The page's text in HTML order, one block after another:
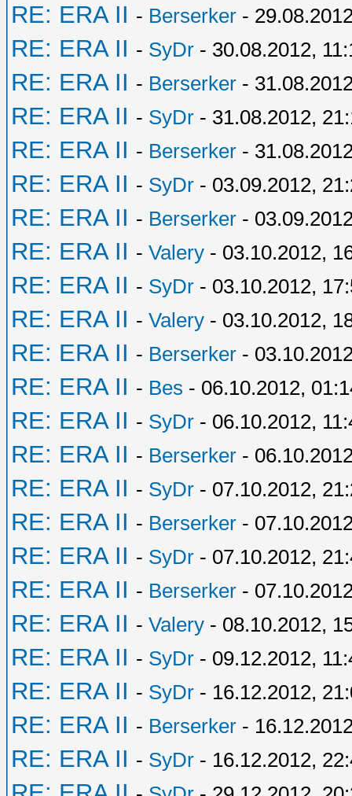
RE: ERA II - Berserker -
RE: ERA II - SyDr - 30.08.2012,
RE: ERA II - Berserker -
RE: ERA II - SyDr - 31.08.2012,
RE: ERA II - Berserker -
RE: ERA II - SyDr - 03.09.2012,
RE: ERA II - Berserker -
RE: ERA II - Valery - 03.10.2012,
RE: ERA II - SyDr - 03.10.2012,
RE: ERA II - Valery - 03.10.2012,
RE: ERA II - Berserker -
RE: ERA II - Bes - 06.10.2012,
RE: ERA II - SyDr - 06.10.2012,
RE: ERA II - Berserker -
RE: ERA II - SyDr - 07.10.2012,
RE: ERA II - Berserker -
RE: ERA II - SyDr - 07.10.2012,
RE: ERA II - Berserker -
RE: ERA II - Valery - 08.10.2012,
RE: ERA II - SyDr - 09.12.2012,
RE: ERA II - SyDr - 16.12.2012,
RE: ERA II - Berserker -
RE: ERA II - SyDr - 16.12.2012,